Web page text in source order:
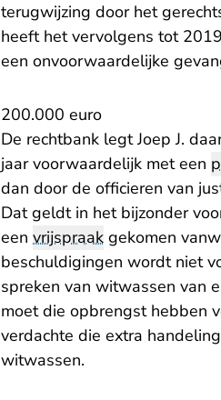
terugwijzing door het
heeft het vervolgens tot
een onvoorwaardelijke
200.000 euro
De rechtbank legt Joep J.
jaar voorwaardelijk met een
dan door de officieren van
Dat geldt in het bijzonder
een vrijspraak gekomen
beschuldigingen wordt niet
spreken van witwassen van
moet die opbrengst hebben
verdachte die extra
witwassen.